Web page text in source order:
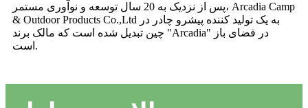
پس از نزدیک به 20 سال توسعه و نوآوری مستمر، Arcadia Camp
& Outdoor Products Co.,Ltd به یک تولید کننده پیشرو چادر در
چین تبدیل شده است که مالک برند "Arcadia" در فضای باز
است.